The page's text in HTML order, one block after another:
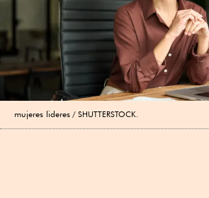
mujeres lideres SHUTTERSTOCK.